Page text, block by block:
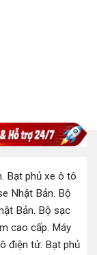
. Bạt phủ xe ô tô
Nhật Bản. Bộ
Bản. Bộ sạc
cao cấp. Máy
điện tử. Bạt phủ